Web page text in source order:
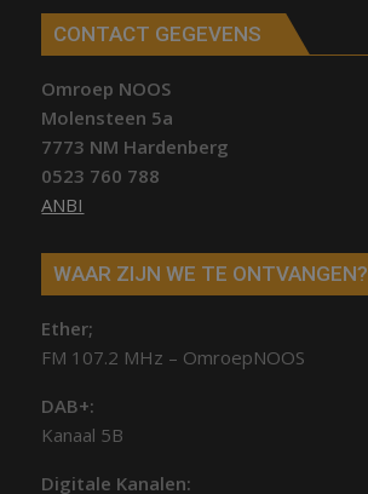
CONTACT GEGEVENS
Omroep NOOS
Molensteen 5a
7773 NM Hardenberg
0523 760 788
ANBI
WAAR ZIJN WE TE ONTVANGEN?
Ether;
FM 107.2 MHz – OmroepNOOS
DAB+:
Kanaal 5B
Digitale Kanalen: